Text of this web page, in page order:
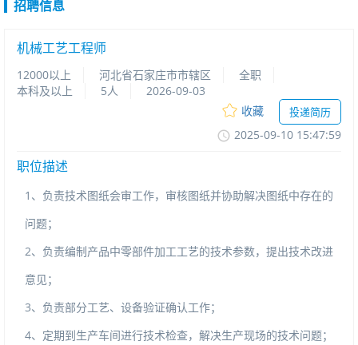
招聘信息
机械工艺工程师
12000以上 河北省石家庄市市辖区
全职
本科及以上
5人
2026-09-03
收藏
投递简历
2025-09-1015:47:59
职位描述
1、负责技术图纸会审工作，审核图纸并协助解决图纸中存在的
问题；
2、负责编制产品中零部件加工工艺的技术参数，提出技术改进
意见；
3、负责部分工艺、设备验证确认工作；
4、定期到生产车间进行技术检查，解决生产现场的技术问题；